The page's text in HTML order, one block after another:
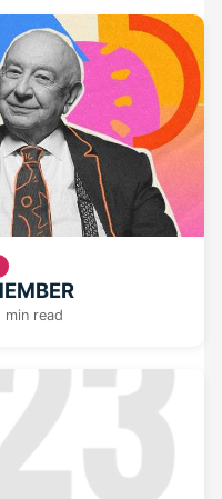
min read